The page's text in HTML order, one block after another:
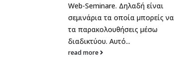
Web-Seminare. Δηλαδή είναι
σεμινάρια τα οποία μπορείς να
τα παρακολουθήσεις μέσω
διαδικτύου. Αυτό...
read more